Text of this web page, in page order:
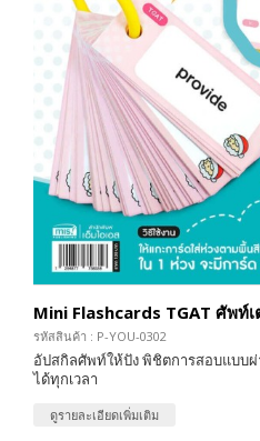
Mini Flashcards TGAT ศัพท์
รหัสสินค้า : P-YOU-0302
อัปสกิลศัพท์ให้ปัง พิชิตการสอบแบบ
ได้ทุกเวลา
ดูรายละเอียดเพิ่มเติม